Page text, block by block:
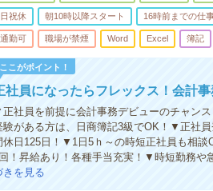
祝休 朝10時以降スタート 16時前までの仕
勤可 職場が禁煙 Word Excel 簿記
ここがポイント！
社員になったらフレックス！会計
社員を前提に会計事務デビューのチャン
験がある方は、日商簿記3級でOK！▼正社
休日125日！▼1日5ｈ～の時短正社員も相
！昇給あり！各種手当充実！▼時短勤務や
きを見る